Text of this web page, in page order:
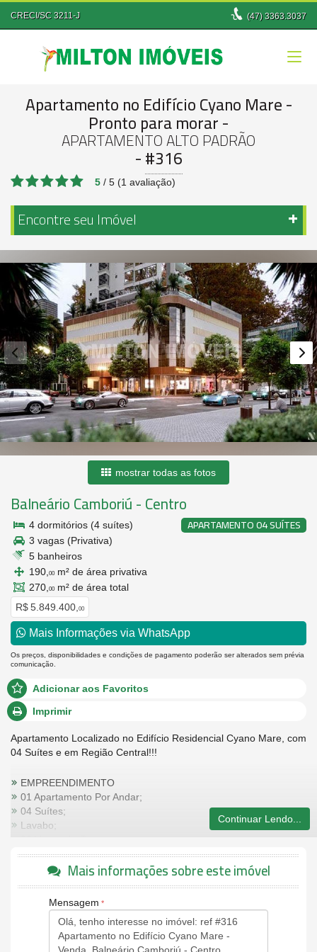
CRECI/SC 3211-J (47)3363.3037
Apartamento no Edifício Cyano Mare-
Pronto para morar-
APARTAMENTO ALTO PADRÃO
-#316
5 / 5 (1 avaliação)
Encontre seu Imóvel
mostrar todas as fotos
Balneário Camboriú-Centro
APARTAMENTO 04 SUÍTES
4 dormitórios (4 suítes)
3 vagas (Privativa)
5 banheiros
190, 00 m² de área privativa
270, 00 m² de área total
R$ 5.849.400, 00
Mais Informações via WhatsApp
Os preços, disponibilidades e condições de pagamento poderão ser alterados sem prévia
comunicação.
Adicionar aos Favoritos
Imprimir
Apartamento Localizado no Edifício Residencial Cyano Mare, com
04 Suítes e em Região Central!!!
EMPREENDIMENTO
01 Apartamento Por Andar;
04 Suítes;
Lavabo;
Churrasqueira;
02 Elevadores;
Localizado em Área Privilegiada, na Avenida Brasil e Próximo
Características do Imóvel
Área de Serviço
Sala de Estar
Continuar Lendo...
Mais informações sobre este imóvel
Mensagem